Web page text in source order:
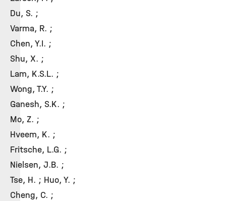
Du, S. ;
Varma, R. ;
Chen, Y.I. ;
Shu, X. ;
Lam, K.S.L. ;
Wong, T.Y. ;
Ganesh, S.K. ;
Mo, Z. ;
Hveem, K. ;
Fritsche, L.G. ;
Nielsen, J.B. ;
Tse, H. ; Huo, Y. ;
Cheng, C. ;